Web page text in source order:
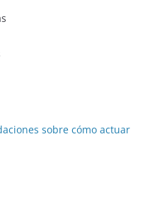
sobre cómo actuar